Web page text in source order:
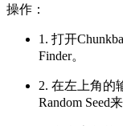
操作：
1. 打开
Finder。
2. 在左上角的
Random Seed